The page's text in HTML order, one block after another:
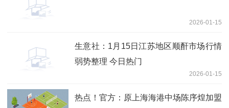
2026-01-15
生意社：1月15日江苏地区顺酐市场行情
弱势整理 今日热门
2026-01-15
热点！官方：原上海海港中场陈序煌加盟